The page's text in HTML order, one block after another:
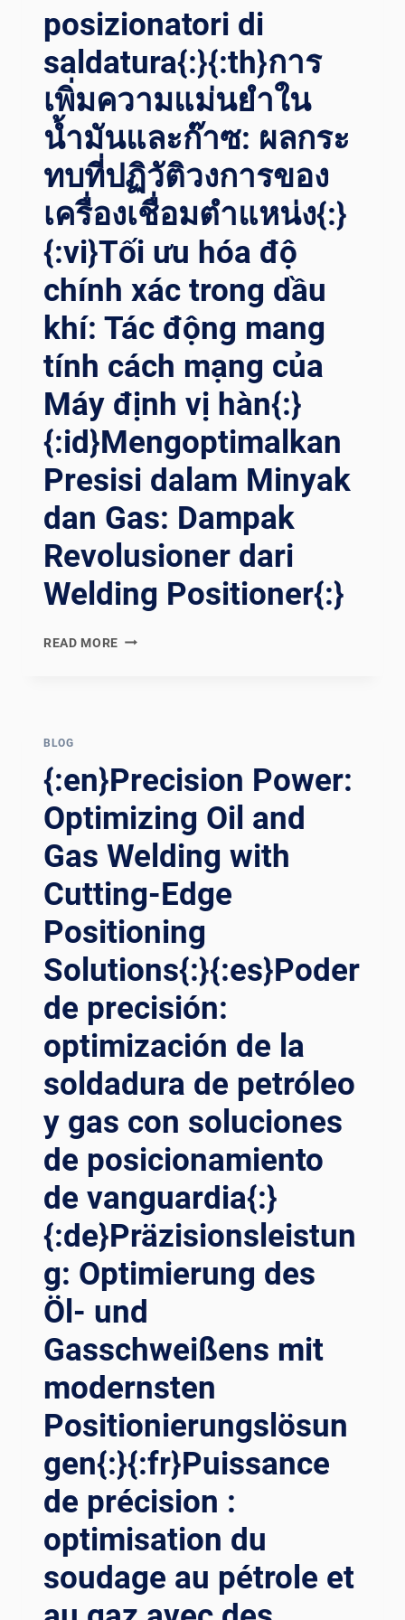
posizionatori di
saldatura{:}{:th}การ
เพิ่มความแม่นยำใน
น้ำมันและก๊าซ: ผลกระ
ทบที่ปฏิวัติวงการของ
เครื่องเชื่อมตำแหน่ง{:}
{:vi}Tối ưu hóa độ
chính xác trong dầu
khí: Tác động mang
tính cách mạng của
Máy định vị hàn{:}
{:id}Mengoptimalkan
Presisi dalam Minyak
dan Gas: Dampak
Revolusioner dari
Welding Positioner{:}
READ MORE {:EN}OPTIMIZING
REVOLUTIONARY
IMPACT
WELDING
POSITIONERS{:}
{:ES}OPTIMIZACIÓN
DE
LA
EN
PETRÓLEO
Y
GAS:
EL
IMPACTO
REVOLUCIONARIO
DE
LOS
POSICIONADORES
SOLDADURA{:}
{:DE}OPTIMIERUNG
DER
PRÄZISION
IN
ÖL
UND
GAS:
DIE
REVOLUTIONÄRE
VON
SCHWEISSPOSITIONIERERN{:}{
:FR}OPTIMISATION D
E L
A P
RÉCISION D
ANS L
E S
ECTEUR D
U P
BLOG
{:en}Precision Power:
Optimizing Oil and
Gas Welding with
Cutting-Edge
Positioning
Solutions{:}{:es}Poder
de precisión:
optimización de la
soldadura de petróleo
y gas con soluciones
de posicionamiento
de vanguardia{:}
{:de}Präzisionsleistun
g: Optimierung des
Öl- und
Gasschweißens mit
modernsten
Positionierungslösun
gen{:}{:fr}Puissance
de précision :
optimisation du
soudage au pétrole et